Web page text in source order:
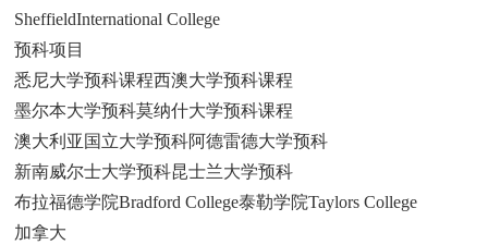
SheffieldInternational College
预科项目
悉尼大学预科课程西澳大学预科课程
墨尔本大学预科莫纳什大学预科课程
澳大利亚国立大学预科阿德雷德大学预科
新南威尔士大学预科昆士兰大学预科
布拉福德学院Bradford College泰勒学院Taylors College
加拿大